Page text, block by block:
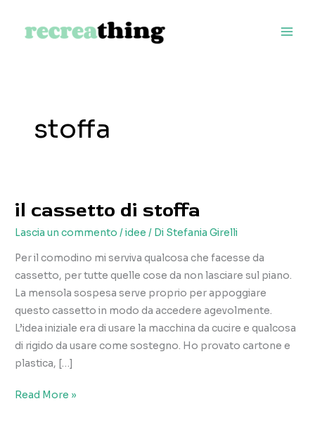
stoffa
il cassetto di stoffa
Lascia un commento /idee / Di Stefania Girelli
Per il comodino mi serviva qualcosa che facesse da
cassetto, per tutte quelle cose da non lasciare sul piano.
La mensola sospesa serve proprio per appoggiare
questo cassetto in modo da accedere agevolmente.
L’idea iniziale era di usare la macchina da cucire e qualcosa
di rigido da usare come sostegno. Ho provato cartone e
plastica, […]
ilRead More »